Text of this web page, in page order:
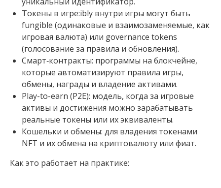
Токены в игре:ibly внутри игры могут быть
fungible (одинаковые и взаимозаменяемые, как
игровая валюта) или governance tokens
(голосование за правила и обновления).
Смарт‑контракты: программы на блокчейне,
которые автоматизируют правила игры,
обмены, награды и владение активами.
Play-to-earn (P2E): модель, когда за игровые
активы и достижения можно зарабатывать
реальные токены или их эквиваленты.
Кошельки и обмены: для владения токенами
NFT и их обмена на криптовалюту или фиат.
Как это работает на практике: